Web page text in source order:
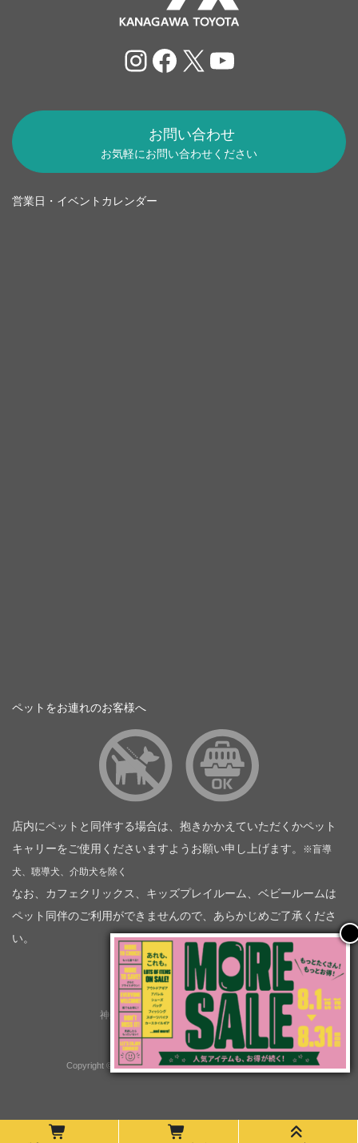
Instagram
Facebook
X YouTube
お問い合わせ
お気軽にお問い合わせください
営業日・イベントカレンダー
ペットをお連れのお客様へ
店内にペットと同伴する場合は、抱きかかえていただくかペット
キャリーをご使用くださいますようお願い申し上げます。
※盲導
犬、聴導犬、介助犬を除く
なお、カフェクリックス、キッズプレイルーム、ベビールームは
ペット同伴のご利用ができませんので、あらかじめご了承くださ
い。
神奈川トヨタ自動車（企業情報）
トヨタモビリティ神奈川
株式会社会社ＫＴグループ
Copyright © GOOD OPEN AIRS myX All Rights Reserved.